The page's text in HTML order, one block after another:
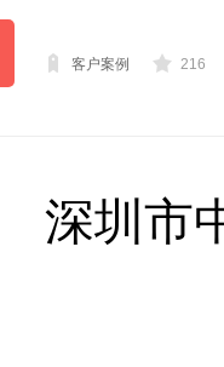
客户案例 216
深圳市